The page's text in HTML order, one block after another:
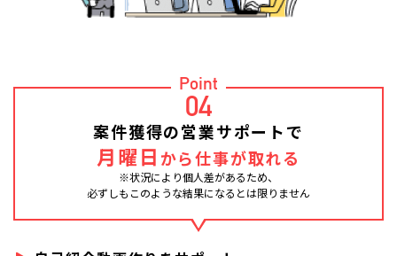
Point
04
案件獲得の営業サポートで
月曜日 から仕事が取れる
※状況により個人差があるため、
必ずしもこのような結果になるとは限りません